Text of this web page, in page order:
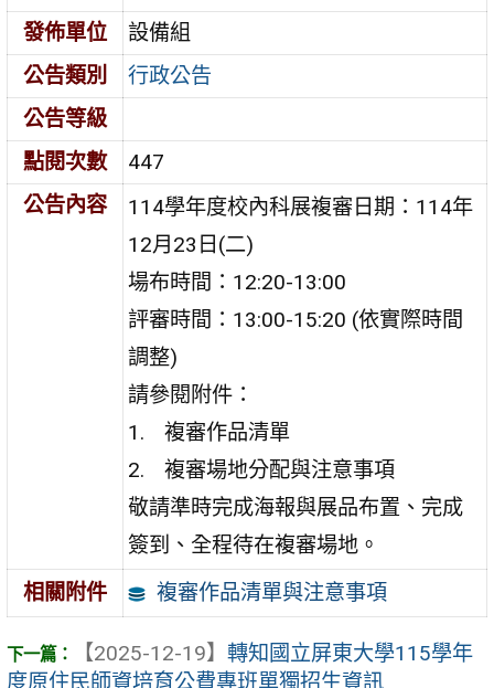
發佈單位
設備組
公告類別
行政公告
公告等級
點閱次數
447
公告內容
114學年度校內科展複審日期：114年
12月23日(二)
場布時間：12:20-13:00
評審時間：13:00-15:20 (依實際時間
調整)
請參閱附件：
複審作品清單
複審場地分配與注意事項
敬請準時完成海報與展品布置、完成
簽到、全程待在複審場地。
相關附件
複審作品清單與注意事項
【2025-12-19】 轉知國立屏東大學115學年
度原住民師資培育公費專班單獨招生資訊